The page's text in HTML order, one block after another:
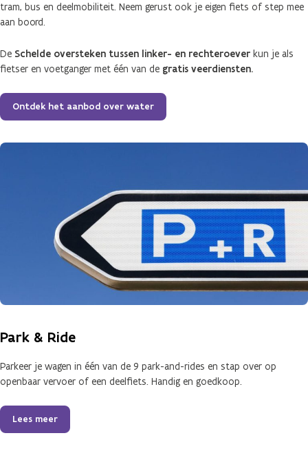
tram, bus en deelmobiliteit. Neem gerust ook je eigen fiets of step mee
aan boord.
De Schelde oversteken tussen linker- en rechteroever kun je als
fietser en voetganger met één van de gratis veerdiensten.
Ontdek het aanbod over water
Park & Ride
Parkeer je wagen in één van de 9 park-and-rides en stap over op
openbaar vervoer of een deelfiets. Handig en goedkoop.
Lees meer